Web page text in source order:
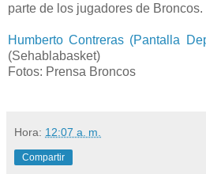
parte de los jugadores de Broncos.
Humberto Contreras (Pantalla
(Sehablabasket)
Fotos: Prensa Broncos
Hora: 12:07 a. m.
Compartir